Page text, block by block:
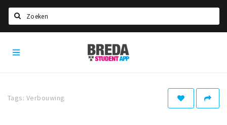
HOME
Breda
Student
Tags: Verbouwing